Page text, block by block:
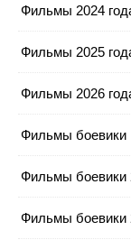
Фильмы 2024
Фильмы 2025
Фильмы 2026
Фильмы боевики
Фильмы боевики
Фильмы боевики